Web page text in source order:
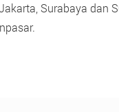
Surabaya dan